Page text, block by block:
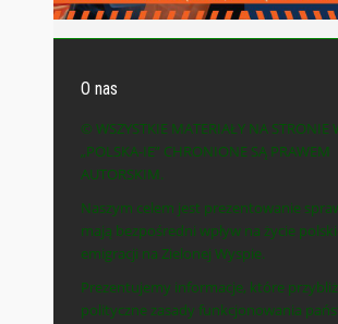
O nas
© WSZYSTKIE MATERIAŁY NA STRONIE
„POLSKA-IE” CHRONIONE SĄ PRAWEM
AUTORSKIM.
Naszym celem jest prezentowanie
mają bezpośredni wpływ na życie
emigracji na Zielonej Wyspie.
Prezentujemy informacje, które
polityczne zasady funkcjonowania